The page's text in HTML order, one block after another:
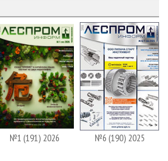
№1 (191) 2026 №6 (190) 2025